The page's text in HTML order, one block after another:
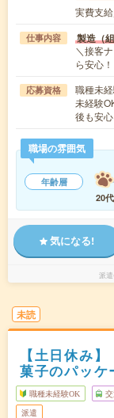
実費支給
仕事内容 製造（
＼接客
ら安心
応募資格
職種未
未経験
後も安
職場の雰囲気
年齢層
20代
気になる!
派
未読
【土日休み
菓子のパッケ
職種未経験OK
派遣